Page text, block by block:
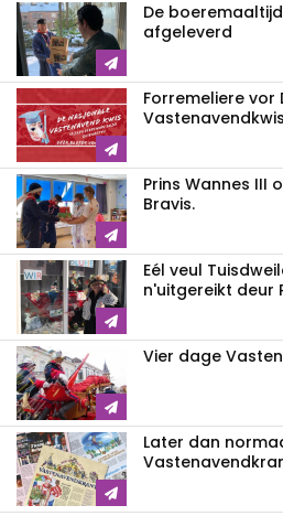
De
afgeleverd
Forremeliere vor
Vastenavendkwis
Prins Wannes III
Bravis.
Eél veul
n'uitgereikt deur
Vier dage
Later dan